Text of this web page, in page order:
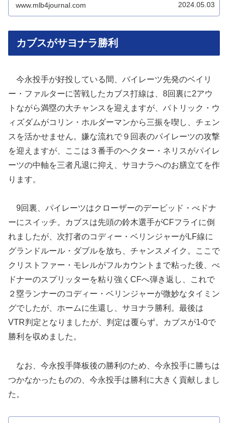
www.mlb4journal.com 2024.05.03
カブスがサヨナラ勝利
今永投手が好投している間、パイレーツ先発のベイリ
ー・ファルターに苦戦したカブス打線は、8回裏に2アウ
トながら満塁の大チャンスを迎えますが、パトリック・ウ
ィズダムがコリン・ホルダーマンから三振を喫し、チェン
スを活かせません。嫌な流れで９回表のパイレーツの攻撃
を迎えますが、ここは３番手のヘクター・ネリスがパイレ
ーツの中軸を三者凡退に抑え、サヨナラへのお膳立てを作
ります。
9回裏、パイレーツはクローザーのデービッド・べドナ
ーにスイッチ。カブスは先頭の鈴木選手がCFフライに倒
れましたが、次打者のコディー・ベリンジャーがLF線に
グランドルール・ダブルを放ち、チャンスメイク。ここで
クリストファー・モレルがフルカウントまで粘った後、べ
ドナーのスプリッターを粘り強くCFへ弾き返し、これで
２塁ランナーのコディー・ベリンジャーが微妙なタイミン
グでしたが、ホームに生還し、サヨナラ勝利。最後は
VTR判定となりましたが、判定は覆らず。カブスが1-0で
勝利を収めました。
なお、今永投手降板後の勝利のため、今永投手に勝ちは
つかなかったものの、今永投手は勝利に大きく貢献しまし
た。